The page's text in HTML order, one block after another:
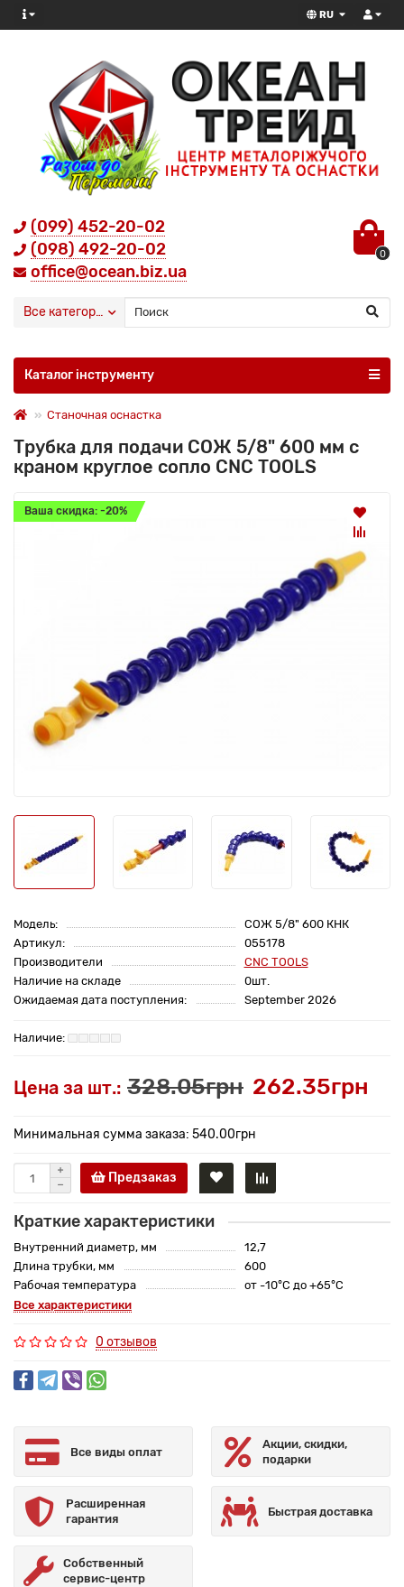
RU
(099) 452-20-02
(098) 492-20-02
office@ocean.biz.ua
0
Все категории
Каталог інструменту
Станочная оснастка
Трубка для подачи СОЖ 5/8" 600 мм с
краном круглое сопло CNC TOOLS
Ваша скидка: -20%
Модель:
СОЖ 5/8" 600 КНК
Артикул:
055178
Производители
CNC TOOLS
Наличие на складе
0шт.
Ожидаемая дата поступления:
September 2026
Цена за шт.: 328.05грн 262.35грн
Минимальная сумма заказа: 540.00грн
Предзаказ
Краткие характеристики
Внутренний диаметр, мм
12,7
Длина трубки, мм
600
Рабочая температура
от -10°C до +65°C
Все характеристики
0 отзывов
Все виды оплат
Акции, скидки,
подарки
Расширенная
гарантия
Быстрая доставка
Собственный
сервис-центр